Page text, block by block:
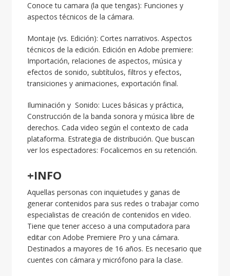
Conoce tu camara (la que tengas): Funciones y
aspectos técnicos de la cámara.
Montaje (vs. Edición): Cortes narrativos. Aspectos
técnicos de la edición. Edición en Adobe premiere:
Importación, relaciones de aspectos, música y
efectos de sonido, subtítulos, filtros y efectos,
transiciones y animaciones, exportación final.
Iluminación y Sonido: Luces básicas y práctica,
Construcción de la banda sonora y música libre de
derechos. Cada video según el contexto de cada
plataforma. Estrategia de distribución. Que buscan
ver los espectadores: Focalicemos en su retención.
+INFO
Aquellas personas con inquietudes y ganas de
generar contenidos para sus redes o trabajar como
especialistas de creación de contenidos en video.
Tiene que tener acceso a una computadora para
editar con Adobe Premiere Pro y una cámara.
Destinados a mayores de 16 años. Es necesario que
cuentes con cámara y micrófono para la clase.